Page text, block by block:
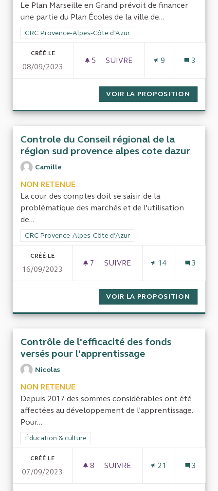
Le Plan Marseille en Grand prévoit de financer
une partie du Plan Écoles de la ville de...
Filtrer les résultats de la catégorie : CRC Provence-Alpes-
CRC Provence-Alpes-Côte d’Azur
CRÉÉ LE
08/09/2023
5 5 ABONNÉS
SUIVRE
9 3
VOIR LA PROPOSITION
Controle du Conseil régional de la
région sud provence alpes cote dazur
Camille
NON RETENUE
La cour des comptes doit se saisir de la
problématique des marchés et de l'utilisation
de...
Filtrer les résultats de la catégorie : CRC Provence-Alpes-
CRC Provence-Alpes-Côte d’Azur
CRÉÉ LE
16/09/2023
7 7 ABONNÉS
SUIVRE
14 3
VOIR LA PROPOSITION
Contrôle de l'efficacité des fonds
versés pour l'apprentissage
Nicolas
NON RETENUE
Depuis 2017 des sommes considérables ont été
affectées au développement de l'apprentissage.
Pour...
Filtrer les résultats de la catégorie : Éducation & culture
Éducation & culture
CRÉÉ LE
07/09/2023
8 8 ABONNÉS
SUIVRE
21 3